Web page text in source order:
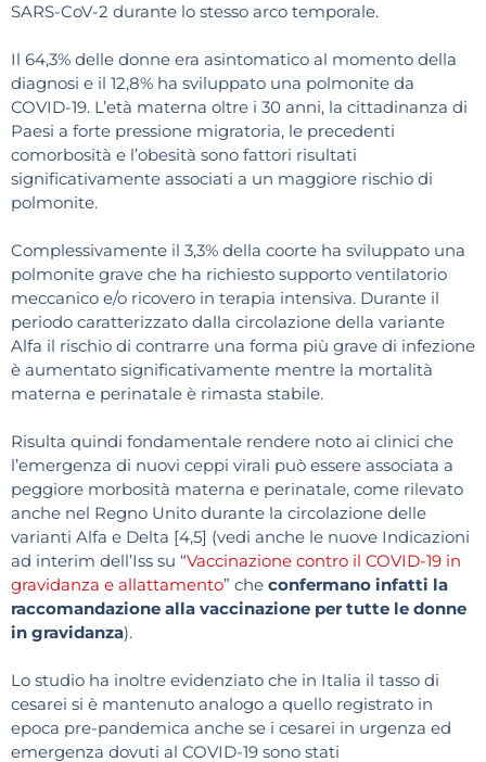
SARS-CoV-2 durante lo stesso arco temporale.
Il 64,3% delle donne era asintomatico al momento della
diagnosi e il 12,8% ha sviluppato una polmonite da
COVID-19. L’età materna oltre i 30 anni, la cittadinanza di
Paesi a forte pressione migratoria, le precedenti
comorbosità e l’obesità sono fattori risultati
significativamente associati a un maggiore rischio di
polmonite.
Complessivamente il 3,3% della coorte ha sviluppato una
polmonite grave che ha richiesto supporto ventilatorio
meccanico e/o ricovero in terapia intensiva. Durante il
periodo caratterizzato dalla circolazione della variante
Alfa il rischio di contrarre una forma più grave di infezione
è aumentato significativamente mentre la mortalità
materna e perinatale è rimasta stabile.
Risulta quindi fondamentale rendere noto ai clinici che
l’emergenza di nuovi ceppi virali può essere associata a
peggiore morbosità materna e perinatale, come rilevato
anche nel Regno Unito durante la circolazione delle
varianti Alfa e Delta [4,5] (vedi anche le nuove Indicazioni
ad interim dell’Iss su “Vaccinazione contro il COVID-19 in
gravidanza e allattamento” che confermano infatti la
raccomandazione alla vaccinazione per tutte le donne
in gravidanza).
Lo studio ha inoltre evidenziato che in Italia il tasso di
cesarei si è mantenuto analogo a quello registrato in
epoca pre-pandemica anche se i cesarei in urgenza ed
emergenza dovuti al COVID-19 sono stati